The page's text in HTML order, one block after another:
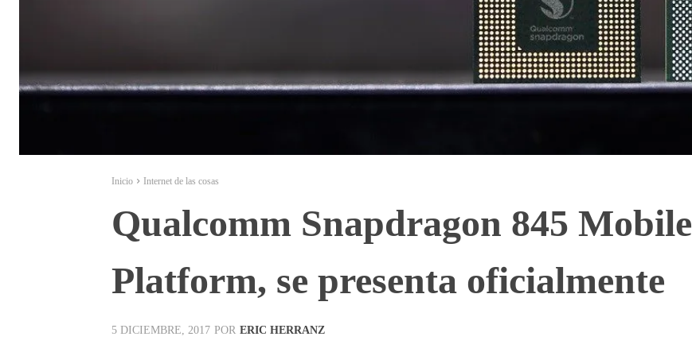
Inicio Internet de las cosas
Qualcomm Snapdragon 845 Mobile
Platform, se presenta oficialmente
5 DICIEMBRE, 2017 POR ERIC HERRANZ